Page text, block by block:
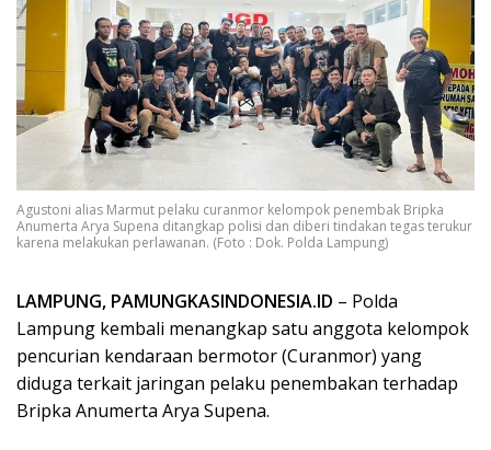
Agustoni alias Marmut pelaku curanmor kelompok penembak Bripka
Anumerta Arya Supena ditangkap polisi dan diberi tindakan tegas terukur
karena melakukan perlawanan. (Foto : Dok. Polda Lampung)
LAMPUNG, PAMUNGKASINDONESIA.ID – Polda
Lampung kembali menangkap satu anggota kelompok
pencurian kendaraan bermotor (Curanmor) yang
diduga terkait jaringan pelaku penembakan terhadap
Bripka Anumerta Arya Supena.